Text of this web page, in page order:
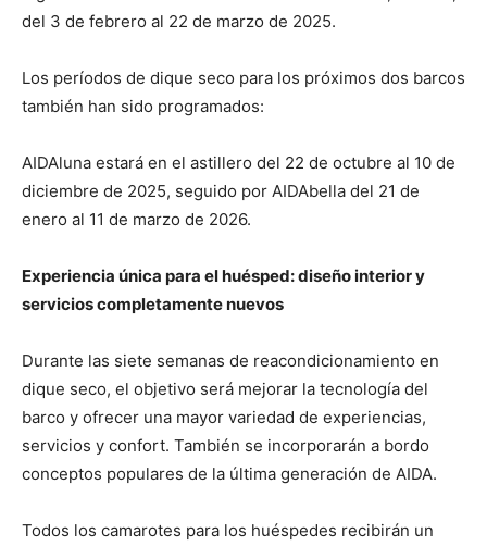
del 3 de febrero al 22 de marzo de 2025.
Los períodos de dique seco para los próximos dos barcos
también han sido programados:
AIDAluna estará en el astillero del 22 de octubre al 10 de
diciembre de 2025, seguido por AIDAbella del 21 de
enero al 11 de marzo de 2026.
Experiencia única para el huésped: diseño interior y
servicios completamente nuevos
Durante las siete semanas de reacondicionamiento en
dique seco, el objetivo será mejorar la tecnología del
barco y ofrecer una mayor variedad de experiencias,
servicios y confort. También se incorporarán a bordo
conceptos populares de la última generación de AIDA.
Todos los camarotes para los huéspedes recibirán un